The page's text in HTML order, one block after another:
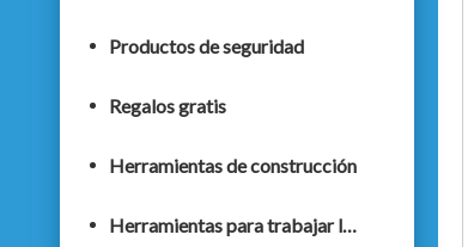
Productos de seguridad
Regalos gratis
Herramientas de construcción
Herramientas para trabajar la madera